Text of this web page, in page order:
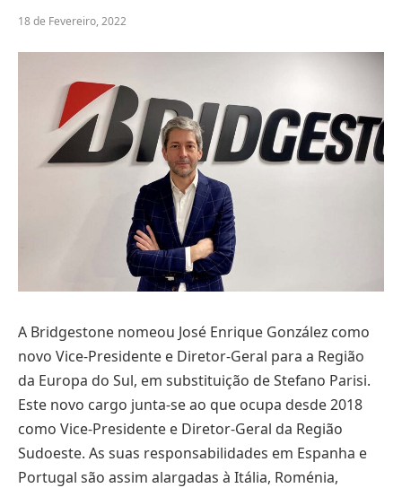
18 de Fevereiro, 2022
A Bridgestone nomeou José Enrique González como
novo Vice-Presidente e Diretor-Geral para a Região
da Europa do Sul, em substituição de Stefano Parisi.
Este novo cargo junta-se ao que ocupa desde 2018
como Vice-Presidente e Diretor-Geral da Região
Sudoeste. As suas responsabilidades em Espanha e
Portugal são assim alargadas à Itália, Roménia,